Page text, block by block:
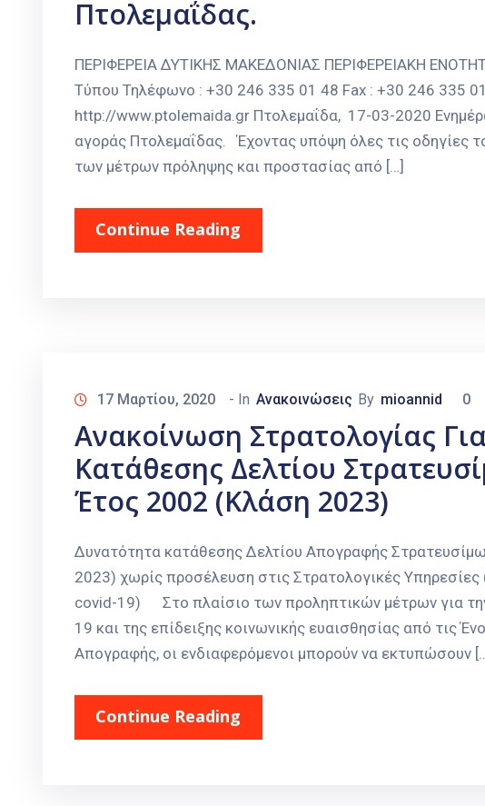
Πτολεμαΐδας.
ΠΕΡΙΦΕΡΕΙΑ ΔΥΤΙΚΗΣ ΜΑΚΕΔΟΝΙΑΣ ΠΕΡΙΦΕΡΕΙΑΚΗ
Τύπου Τηλέφωνο : +30 246 335 01 48 Fax : +30 246 335
http://www.ptolemaida.gr Πτολεμαΐδα, 17-03-2020
αγοράς Πτολεμαΐδας. Έχοντας υπόψη όλες τις οδηγίες
των μέτρων πρόληψης και προστασίας από […]
Continue Reading
17 Μαρτίου, 2020 - In Ανακοινώσεις By mioannid 0
Ανακοίνωση Στρατολογίας
Κατάθεσης Δελτίου
Έτος 2002 (κλάση 2023)
Δυνατότητα κατάθεσης Δελτίου Απογραφής
2023) χωρίς προσέλευση στις Στρατολογικές
covid-19) Στο πλαίσιο των προληπτικών μέτρων για
19 και της επίδειξης κοινωνικής ευαισθησίας από τις
Απογραφής, οι ενδιαφερόμενοι μπορούν να εκτυπώσουν
Continue Reading